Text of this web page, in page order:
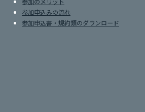
参加申込みの流れ
参加申込書・規約類のダウンロード